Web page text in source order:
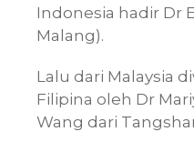
Indonesia hadir Dr
Malang).
Lalu dari Malaysia
Filipina oleh Dr
Wang dari